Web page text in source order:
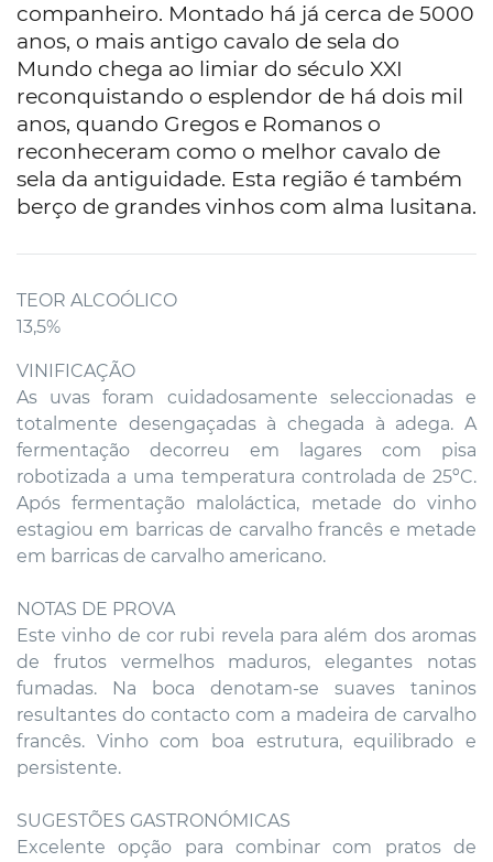
companheiro. Montado há já cerca de 5000
anos, o mais antigo cavalo de sela do
Mundo chega ao limiar do século XXI
reconquistando o esplendor de há dois mil
anos, quando Gregos e Romanos o
reconheceram como o melhor cavalo de
sela da antiguidade. Esta região é também
berço de grandes vinhos com alma lusitana.
TEOR ALCOÓLICO
13,5%
VINIFICAÇÃO
As uvas foram cuidadosamente seleccionadas e
totalmente desengaçadas à chegada à adega. A
fermentação decorreu em lagares com pisa
robotizada a uma temperatura controlada de 25ºC.
Após fermentação maloláctica, metade do vinho
estagiou em barricas de carvalho francês e metade
em barricas de carvalho americano.
NOTAS DE PROVA
Este vinho de cor rubi revela para além dos aromas
de frutos vermelhos maduros, elegantes notas
fumadas. Na boca denotam-se suaves taninos
resultantes do contacto com a madeira de carvalho
francês. Vinho com boa estrutura, equilibrado e
persistente.
SUGESTÕES GASTRONÓMICAS
Excelente opção para combinar com pratos de